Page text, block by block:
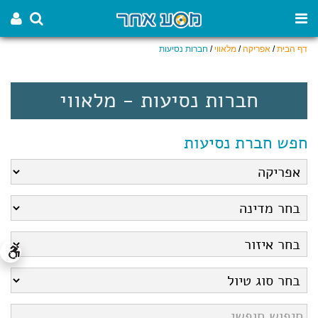
דף הבית/ אפריקה/ מלאווי / חברות נסיעות
חברות נסיעות - מלאווי
חפש חברת נסיעות